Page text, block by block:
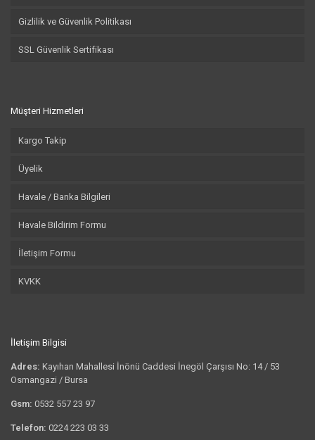
Gizlilik ve Güvenlik Politikası
SSL Güvenlik Sertifikası
Müşteri Hizmetleri
Kargo Takip
Üyelik
Havale / Banka Bilgileri
Havale Bildirim Formu
İletişim Formu
KVKK
İletişim Bilgisi
Adres: Kayıhan Mahallesi İnönü Caddesi İnegöl Çarşısı No: 14 / 53
Osmangazi / Bursa
Gsm: 0532 557 23 97
Telefon: 0224 223 03 33